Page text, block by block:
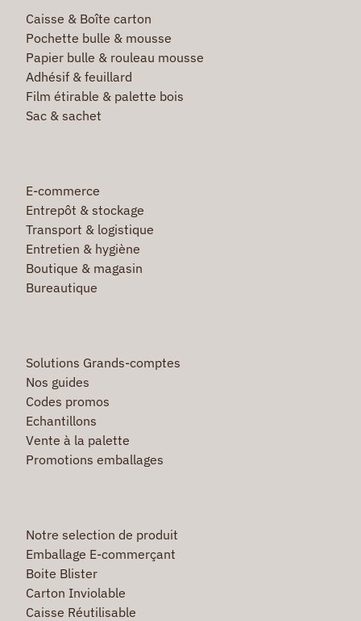
Caisse & Boîte carton
Pochette bulle & mousse
Papier bulle & rouleau mousse
Adhésif & feuillard
Film étirable & palette bois
Sac & sachet
E-commerce
Entrepôt & stockage
Transport & logistique
Entretien & hygiène
Boutique & magasin
Bureautique
Solutions Grands-comptes
Nos guides
Codes promos
Echantillons
Vente à la palette
Promotions emballages
Notre selection de produit
Emballage E-commerçant
Boite Blister
Carton Inviolable
Caisse Réutilisable